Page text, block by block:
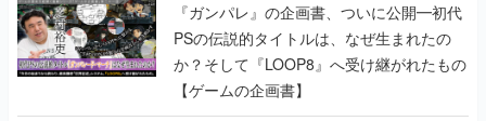
『ガンパレ』の企画書、ついに公開━初代
PSの伝説的タイトルは、なぜ生まれたの
か？そして『LOOP8』へ受け継がれたもの
【ゲームの企画書】